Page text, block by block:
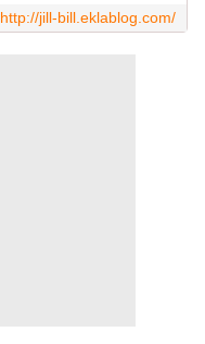
http://jill-bill.eklablog.com/